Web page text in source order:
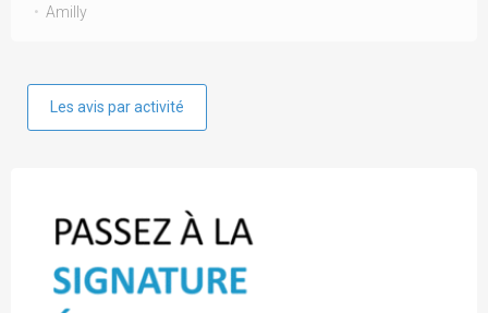
Amilly
Les avis par activité